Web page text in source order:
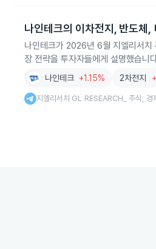
나인테크의 이차전지, 반도체
나인테크가 2026년 6월 지엘리서치
장 전략을 투자자들에게 설명했습니
나인테크 +1.15% 2차전지
지엘리서치 GL RESEARCH_ 주식, 경